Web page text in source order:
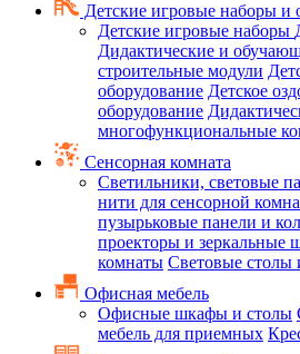
Детские игровые наборы и
Детские игровые наборы
Дидактические и
строительные модули
оборудование Детское
оборудование
многофункциональные
Сенсорная комната
Светильники, световые
нити для сенсорной
пузырьковые панели и
проекторы и зеркальные
комнаты Световые столы
Офисная мебель
Офисные шкафы и столы
мебель для приемных